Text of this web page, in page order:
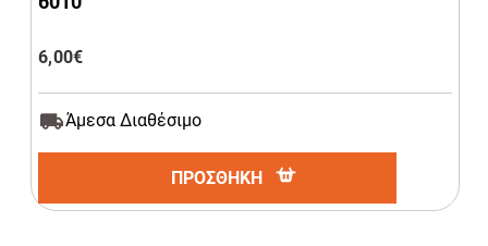
6,00€
Άμεσα Διαθέσιμο
ΠΡΟΣΘΗΚΗ